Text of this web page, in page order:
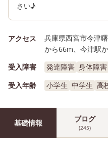
さい♪
アクセス
兵庫県西宮市今津
から66m、今津駅
受入障害
発達障害 身体障害
受入年齢
小学生 中学生 高
基礎情報 ブログ
(245)